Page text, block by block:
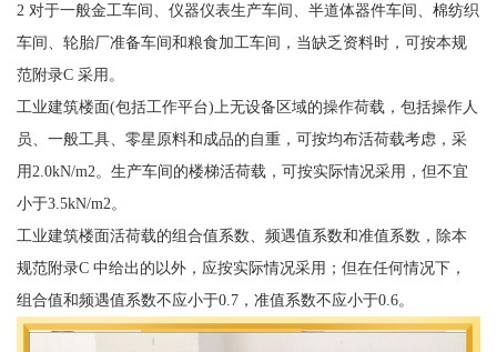
2 对于一般金工车间、仪器仪表生产车间、半道体器件车间、棉纺织
车间、轮胎厂准备车间和粮食加工车间，当缺乏资料时，可按本规
范附录C 采用。
工业建筑楼面(包括工作平台)上无设备区域的操作荷载，包括操作人
员、一般工具、零星原料和成品的自重，可按均布活荷载考虑，采
用2.0kN/m2。生产车间的楼梯活荷载，可按实际情况采用，但不宜
小于3.5kN/m2。
工业建筑楼面活荷载的组合值系数、频遇值系数和准值系数，除本
规范附录C 中给出的以外，应按实际情况采用；但在任何情况下，
组合值和频遇值系数不应小于0.7，准值系数不应小于0.6。